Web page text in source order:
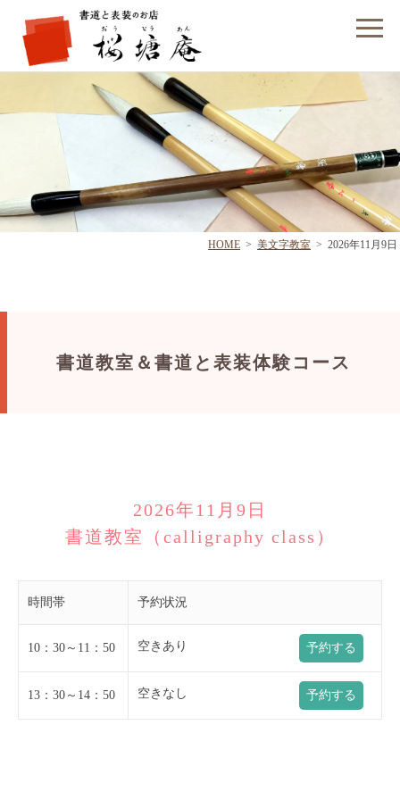
フォームでのお問い合わせ
HOME > 美文字教室 > 2026年11月9日
書道教室＆書道と表装体験コース
2026年11月9日
書道教室（calligraphy class）
時間帯 予約状況
10：30～11：50 空きあり 予約する
13：30～14：50 空きなし 予約する